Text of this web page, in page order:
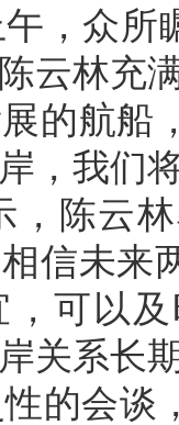
，众所
云林充
的航船
，我们
陈云林
信未来
，可以
关系长
的会谈